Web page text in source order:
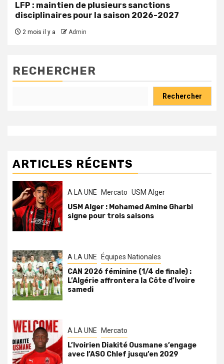
LFP : maintien de plusieurs sanctions
disciplinaires pour la saison 2026-2027
2 mois il y a Admin
RECHERCHER
Rechercher
ARTICLES RÉCENTS
A LA UNE Mercato USM Alger
USM Alger : Mohamed Amine Gharbi
signe pour trois saisons
A LA UNE Équipes Nationales
CAN 2026 féminine (1/4 de finale) :
L’Algérie affrontera la Côte d’Ivoire
samedi
A LA UNE Mercato
L’Ivoirien Diakité Ousmane s’engage
avec l’ASO Chlef jusqu’en 2029